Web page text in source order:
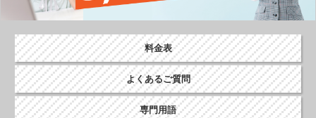
料金表
よくあるご質問
専門用語